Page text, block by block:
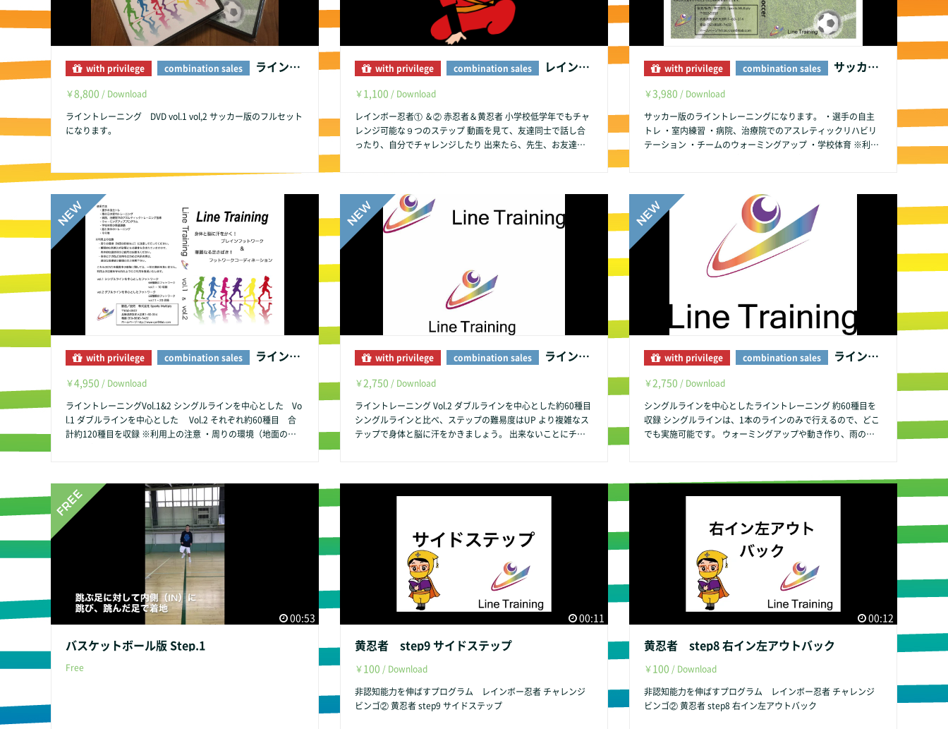
with privilege combination sales ライントレーニング フルセット（Vol1.2&サッカー）
￥8,800 / Download
ライントレーニング DVD vol.1 vol,2 サッカー版のフルセット
になります。
with privilege combination sales レインボー忍者 赤黄忍者セット
￥1,100 / Download
レインボー忍者① ＆② 赤忍者＆黄忍者 小学校低学年でもチャ
レンジ可能な９つのステップ 動画を見て、友達同士で話し合
ったり、自分でチャレンジしたり 出来たら、先生、お友達、
with privilege combination sales サッカー版ライントレーニング step1
￥3,980 / Download
サッカー版のライントレーニングになります。 ・選手の自主
トレ ・室内練習 ・病院、治療院でのアスレティックリハビリ
テーション ・チームのウォーミングアップ ・学校体育 ※利用
用の際は、専門的な指導者の管理のもとご利用ください。 こ
ちらの動画を使用した際の事故に関して、一切の責任を負いま
せん 利用上の注意を守られた上でのご利用を推奨いたしま
with privilege combination sales ライントレーニング Vol.1&Vol.2
￥4,950 / Download
ライントレーニングVol.1&2 シングルラインを中心とした Vo
l.1 ダブルラインを中心とした Vol.2 それぞれ約60種目 合
計約120種目を収録 ※利用上の注意 ・周りの環境（地面の形
のもとご利用ください。 こちらの動画を使用した際の事故に
関して、一切の責任を負いません 利用上の注意を守られた上
でのご利用を推奨いたします。
with privilege combination sales ライントレーニング Vol.2
￥2,750 / Download
ライントレーニング Vol.2 ダブルラインを中心とした約60種目
シングルラインと比べ、ステップの難易度はUP より複雑なス
テップで身体と脳に汗をかきましょう。 出来ないことにチャ
の管理のもとご利用ください。 こちらの動画を使用した際の
事故に関して、一切の責任を負いません 利用上の注意を守ら
れた上でのご利用を推奨いたします。
with privilege combination sales ライントレーニング Vol.1
￥2,750 / Download
シングルラインを中心としたライントレーニング 約60種目を
収録 シングルラインは、1本のラインのみで行えるので、どこ
でも実施可能です。 ウォーミングアップや動き作り、雨の日
ど） ・瞬間的な判断力が必要となる動作も含まれていますの
とご利用ください。 こちらの動画を使用した際の事故に関し
て、一切の責任を負いません 利用上の注意を守られた上での
ご利用を推奨いたします。
00:53
バスケットボール版 Step.1
Free
00:11
黄忍者 step9 サイドステップ
￥100 / Download
非認知能力を伸ばすプログラム レインボー忍者 チャレンジ
ビンゴ② 黄忍者 step9 サイドステップ
00:12
黄忍者 step8 右イン左アウトバック
￥100 / Download
非認知能力を伸ばすプログラム レインボー忍者 チャレンジ
ビンゴ② 黄忍者 step8 右イン左アウトバック